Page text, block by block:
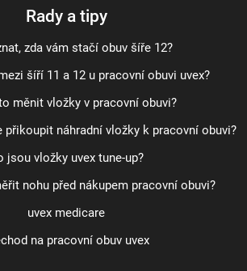
Rady a tipy
zda vám stačí obuv šíře 12?
šíří 11 a 12 u pracovní obuvi uvex?
měnit vložky v pracovní obuvi?
přikoupit náhradní vložky k pracovní obuvi?
jsou vložky uvex tune-up?
nohu před nákupem pracovní obuvi?
uvex medicare
na pracovní obuv uvex